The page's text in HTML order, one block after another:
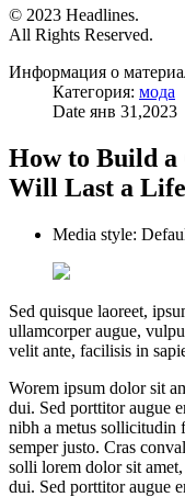
© 2023 Headlines.
All Rights Reserved.
Информация о
Категория: мода
Date янв 31,2023
How to Build a
Will Last a
Media style:
Sed quisque laoreet,
ullamcorper augue,
velit ante, facilisis in
Worem ipsum dolor sit
dui. Sed porttitor augue
nibh a metus sollicitudin
semper justo. Cras
solli lorem dolor sit
dui. Sed porttitor augue